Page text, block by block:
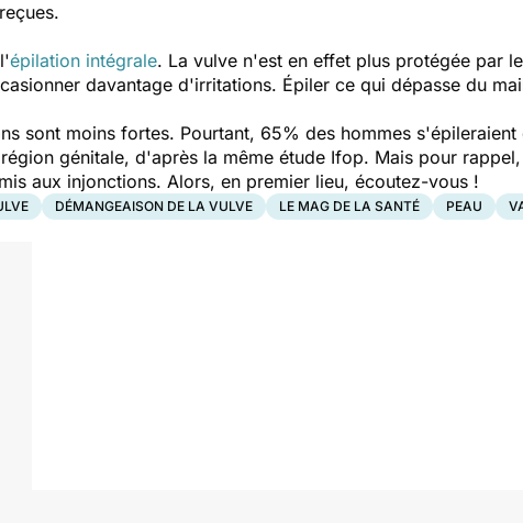
épilation intégrale. La vulve n'est en effet plus protégée par
davantage d'irritations. Épiler ce qui dépasse du
sont moins fortes. Pourtant, 65% des hommes s'épileraient
génitale, d'après la même étude Ifop. Mais pour
aux injonctions. Alors, en premier lieu, écoutez-vous !
DÉMANGEAISON DE LA VULVE LE MAG DE LA SANTÉ PEAU